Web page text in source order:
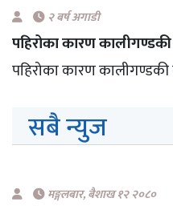
२ बर्ष अगाडी
पहिरोका कारण कालीगण्डकी
पहिरोका कारण कालीगण्डकी
सबै न्युज
मङ्गलबार, बैशाख १२ २०८०